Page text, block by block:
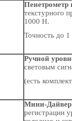
Пенетрометр
текстурного
1000 Н.
Точность до
Ручной
световым
(есть
Мини-
регистрации